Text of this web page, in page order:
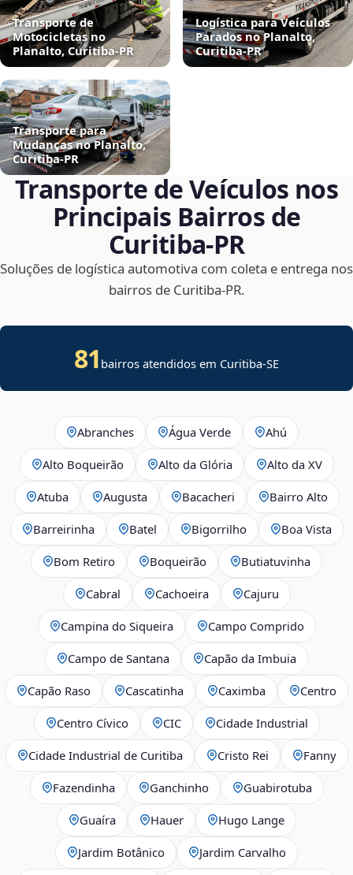
Transporte de
Motocicletas no
Planalto, Curitiba‑PR
Logística para Veículos
Parados no Planalto,
Curitiba‑PR
Transporte para
Mudanças no Planalto,
Curitiba‑PR
Transporte de Veículos nos
Principais Bairros de
Curitiba‑PR
Soluções de logística automotiva com coleta e entrega nos
bairros de Curitiba‑PR.
81 bairros atendidos em Curitiba-SE
Abranches Água Verde Ahú
Alto Boqueirão Alto da Glória Alto da XV
Atuba Augusta Bacacheri Bairro Alto
Barreirinha Batel Bigorrilho Boa Vista
Bom Retiro Boqueirão Butiatuvinha
Cabral Cachoeira Cajuru
Campina do Siqueira Campo Comprido
Campo de Santana Capão da Imbuia
Capão Raso Cascatinha Caximba Centro
Centro Cívico CIC Cidade Industrial
Cidade Industrial de Curitiba Cristo Rei Fanny
Fazendinha Ganchinho Guabirotuba
Guaíra Hauer Hugo Lange
Jardim Botânico Jardim Carvalho